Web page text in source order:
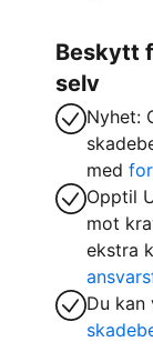
Beskytt
selv
Nyhet:
med
Opptil
mot
ekstra
Du kan